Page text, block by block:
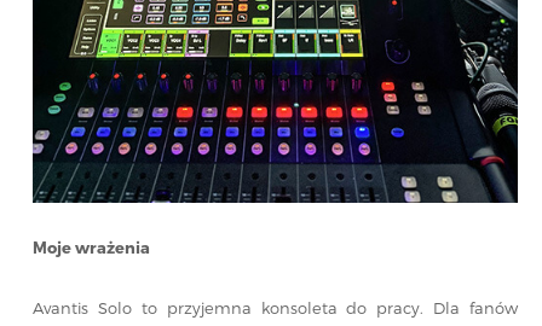
Moje wrażenia
Avantis Solo to przyjemna konsoleta do pracy. Dla fanów